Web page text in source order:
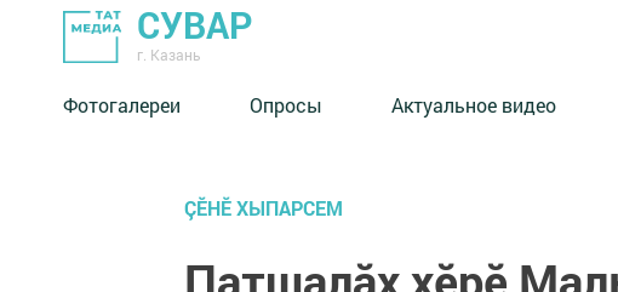
СУВАР
г. Казань
Фотогалереи Опросы Актуальное видео
ÇӖНӖ ХЫПАРСЕМ
Патшалӑх хӗрӗ